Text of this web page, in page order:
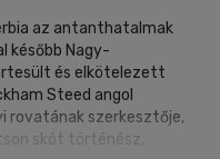
az antanthatalmak
később Nagy-
és elkötelezett
Steed angol
rovatának szerkesztője,
skót történész,